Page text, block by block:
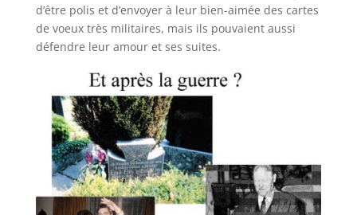
d’être polis et d’envoyer à leur bien-aimée des cartes
de voeux très militaires, mais ils pouvaient aussi
défendre leur amour et ses suites.